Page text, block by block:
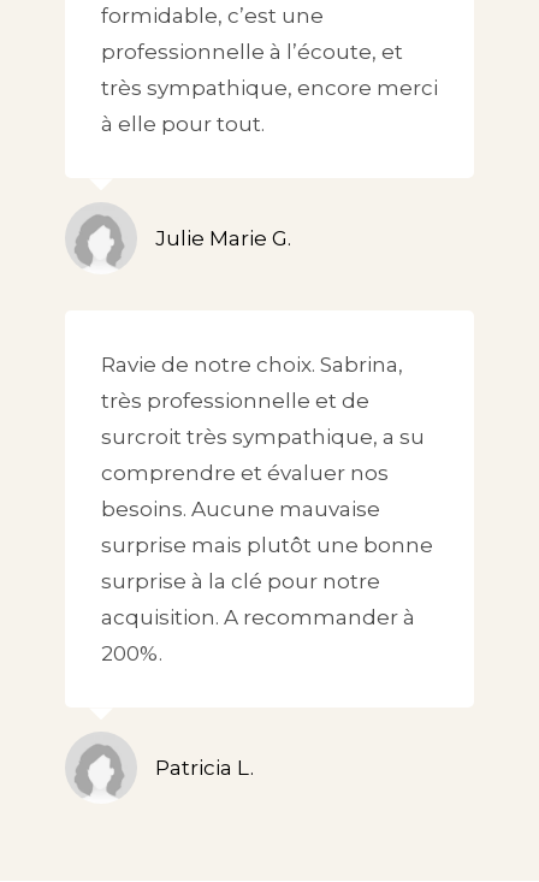
formidable, c’est une
professionnelle à l’écoute, et
très sympathique, encore merci
à elle pour tout.
Julie Marie G.
Ravie de notre choix. Sabrina,
très professionnelle et de
surcroit très sympathique, a su
comprendre et évaluer nos
besoins. Aucune mauvaise
surprise mais plutôt une bonne
surprise à la clé pour notre
acquisition. A recommander à
200%.
Patricia L.